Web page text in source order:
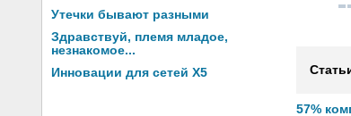
Утечки бывают разными
Здравствуй, племя младое,
незнакомое...
Инновации для сетей X5
57%